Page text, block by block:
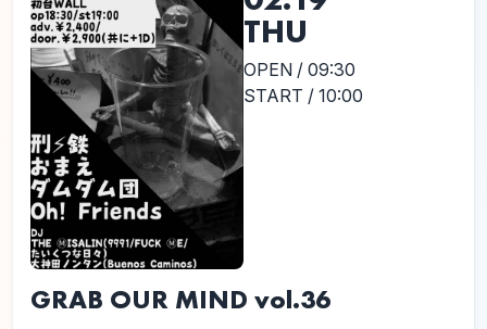
THU
OPEN / 09:30
START / 10:00
GRAB OUR MIND vol.36